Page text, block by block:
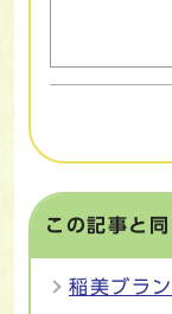
この記事と
稲美ブラ